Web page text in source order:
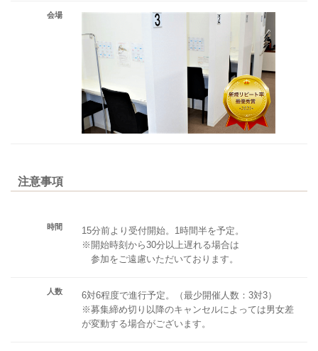
会場
注意事項
時間
15分前より受付開始。1時間半を予定。
※開始時刻から30分以上遅れる場合は
参加をご遠慮いただいております。
人数
6対6程度で進行予定。（最少開催人数：3対3）
※募集締め切り以降のキャンセルによっては男女差
が変動する場合がございます。